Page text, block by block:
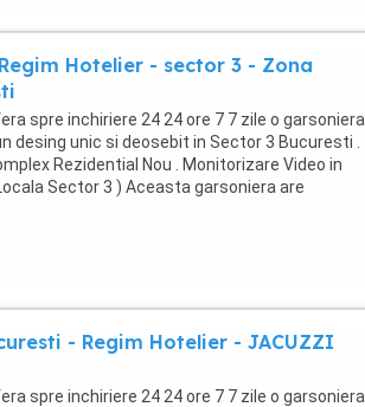
Hotelier - sector 3 - Zona
spre inchiriere 24 24 ore 7 7 zile o garsoniera
desing unic si deosebit in Sector 3 Bucuresti .
Rezidential Nou . Monitorizare Video in
Sector 3 ) Aceasta garsoniera are
- Regim Hotelier - JACUZZI
spre inchiriere 24 24 ore 7 7 zile o garsoniera